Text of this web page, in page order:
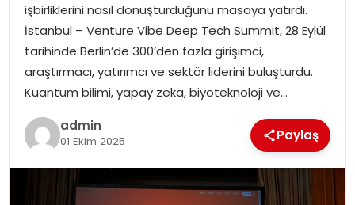
SIYASET
SPOR
TEKNOLOJI
YAŞAM
işbirliklerini nasıl dönüştürdüğünü masaya yatırdı.
İstanbul – Venture Vibe Deep Tech Summit, 28 Eylül
tarihinde Berlin’de 300’den fazla girişimci,
araştırmacı, yatırımcı ve sektör liderini buluşturdu.
Kuantum bilimi, yapay zeka, biyoteknoloji ve…
admin
01 Ekim 2025 Paylaş